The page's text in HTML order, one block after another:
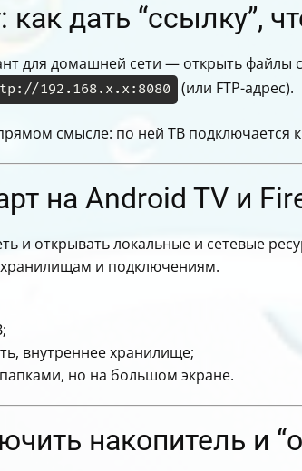
как дать “ссылку”,
для домашней сети — открыть файлы
192.168.x.x:8080 (или FTP-адрес).
смысле: по ней ТВ подключается
на Android TV и
и открывать локальные и сетевые
и подключениям.
внутреннее хранилище;
но на большом экране.
накопитель и